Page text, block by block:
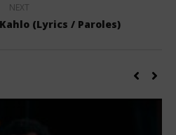
NEXT
(Lyrics / Paroles)